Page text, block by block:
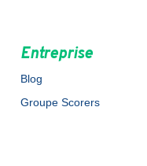
Entreprise
Blog
Groupe Scorers